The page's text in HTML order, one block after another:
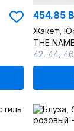
454.85
Жакет,
THE NAME
42 44 46